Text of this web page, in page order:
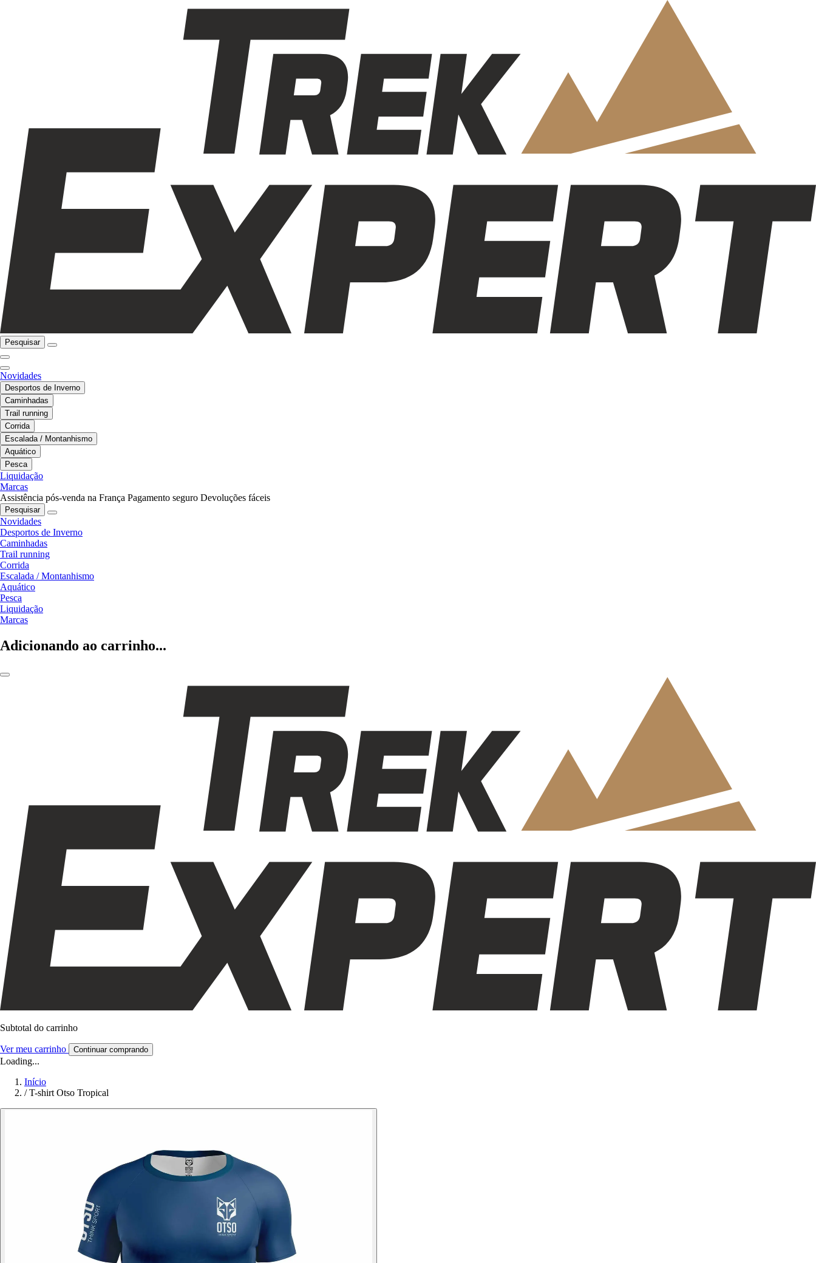
Pesquisar
Novidades
Desportos de Inverno
Caminhadas
Trail running
Corrida
Escalada / Montanhismo
Aquático
Pesca
Liquidação
Marcas
Assistência pós-venda na França Pagamento seguro Devoluções fáceis
Pesquisar
Novidades
Desportos de Inverno
Caminhadas
Trail running
Corrida
Escalada / Montanhismo
Aquático
Pesca
Liquidação
Marcas
Adicionando ao carrinho...
Subtotal do carrinho
Ver meu carrinho Continuar comprando
Loading...
Início
/ T-shirt Otso Tropical